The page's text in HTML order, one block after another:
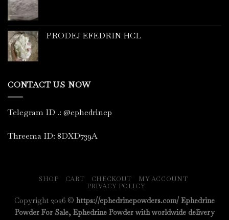
PRODEJ EFEDRIN HCL
CONTACT US NOW
Telegram ID .: @ephedrinep
Threema ID: 8DXD739A
SHOP CART CHECKOUT
MY ACCOUNT
PRIVACY POLICY
Copyright 2026 © https://ephedrinepowders.com/ Ephedrine
Powder For Sale, Ephedrine Powder with worldwide delivery